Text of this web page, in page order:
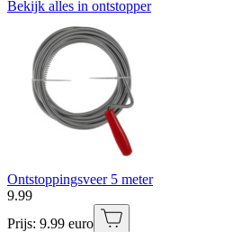
Bekijk alles in ontstopper
Ontstoppingsveer 5 meter
9.99
Prijs: 9.99 euro